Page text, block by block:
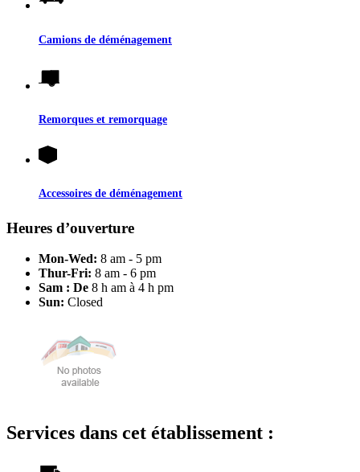
Camions de déménagement
Remorques et remorquage
Accessoires de déménagement
Heures d’ouverture
Mon-Wed: 8 am - 5 pm
Thur-Fri: 8 am - 6 pm
Sam : De 8 h am à 4 h pm
Sun: Closed
Services dans cet établissement :